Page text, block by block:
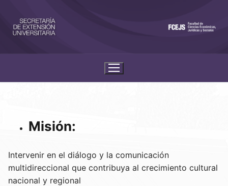
Misión:
Intervenir en el diálogo y la comunicación
multidireccional que contribuya al crecimiento cultural
nacional y regional